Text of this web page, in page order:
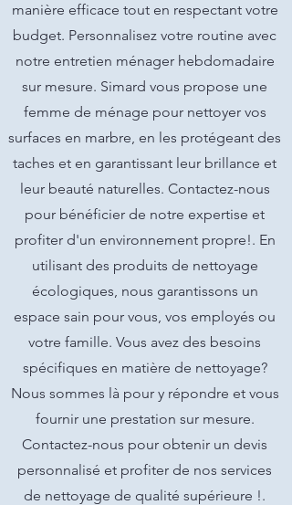
manière efficace tout en respectant votre
budget. Personnalisez votre routine avec
notre entretien ménager hebdomadaire
sur mesure. Simard vous propose une
femme de ménage pour nettoyer vos
surfaces en marbre, en les protégeant des
taches et en garantissant leur brillance et
leur beauté naturelles. Contactez-nous
pour bénéficier de notre expertise et
profiter d'un environnement propre!. En
utilisant des produits de nettoyage
écologiques, nous garantissons un
espace sain pour vous, vos employés ou
votre famille. Vous avez des besoins
spécifiques en matière de nettoyage?
Nous sommes là pour y répondre et vous
fournir une prestation sur mesure.
Contactez-nous pour obtenir un devis
personnalisé et profiter de nos services
de nettoyage de qualité supérieure !.